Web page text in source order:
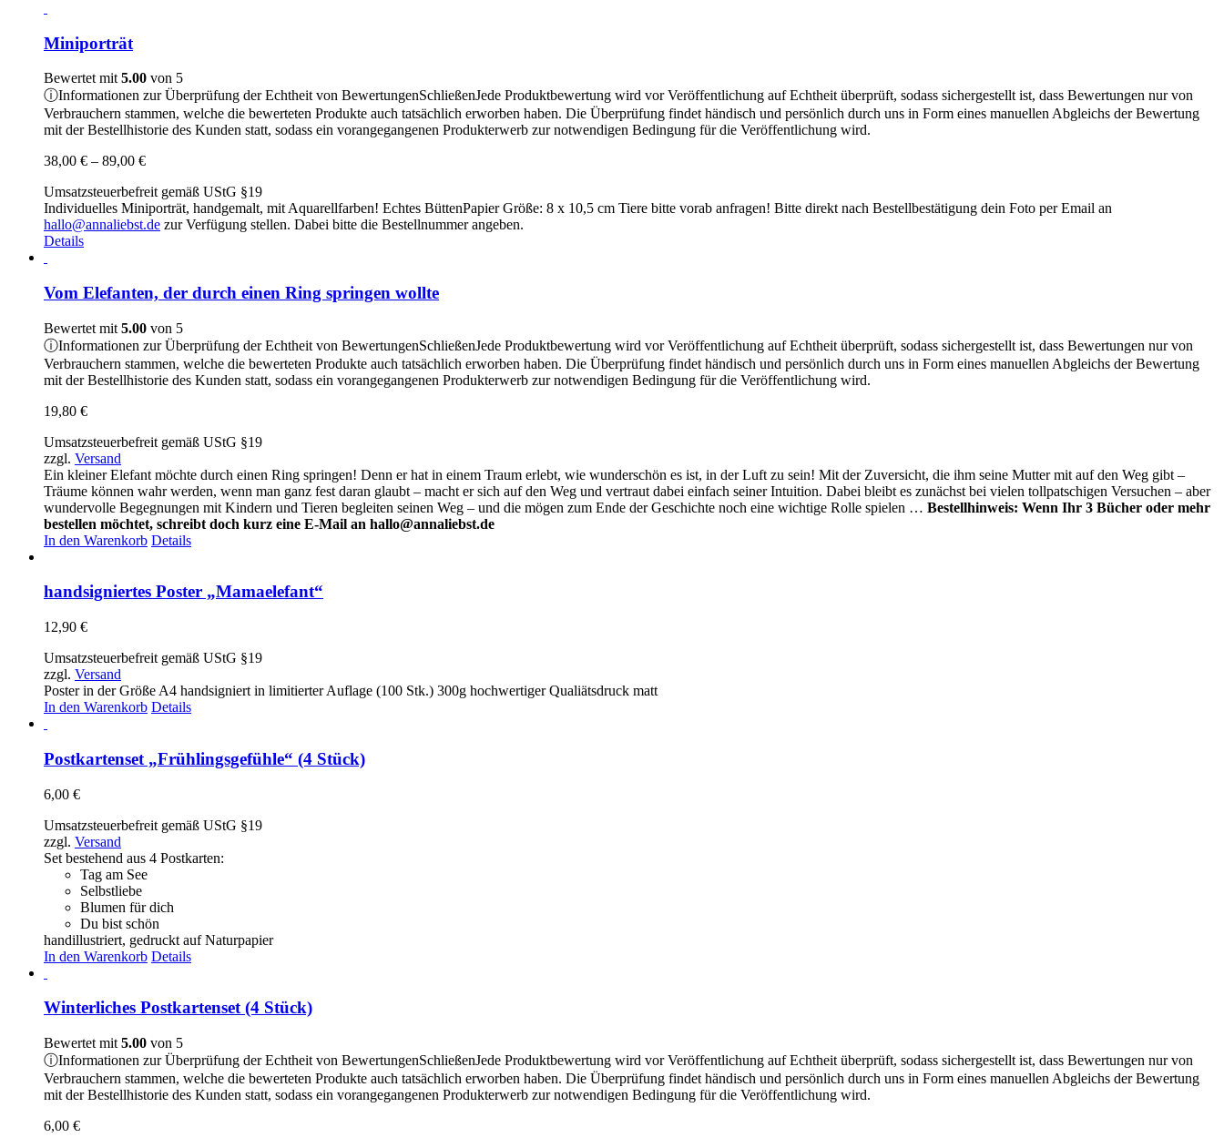
Die
Optionen
können
auf
der
werden
Miniporträt
Bewertet mit 5.00 von 5
ⓘInformationen zur Überprüfung der Echtheit von BewertungenSchließenJede Produktbewertung wird vor Veröffentlichung auf Echtheit überprüft, sodass sichergestellt ist, dass Bewertungen nur von
Verbrauchern stammen, welche die bewerteten Produkte auch tatsächlich erworben haben. Die Überprüfung findet händisch und persönlich durch uns in Form eines manuellen Abgleichs der Bewertung
mit der Bestellhistorie des Kunden statt, sodass ein vorangegangenen Produkterwerb zur notwendigen Bedingung für die Veröffentlichung wird.
38,00 € – 89,00 €Preisspanne:
bis
89,00 €
Umsatzsteuerbefreit gemäß UStG §19
Individuelles Miniporträt, handgemalt, mit Aquarellfarben! Echtes BüttenPapier Größe: 8 x 10,5 cm Tiere bitte vorab anfragen! Bitte direkt nach Bestellbestätigung dein Foto per Email an
hallo@annaliebst.de zur Verfügung stellen. Dabei bitte die Bestellnummer angeben.
Details
Vom Elefanten, der durch einen Ring springen wollte
Bewertet mit 5.00 von 5
ⓘInformationen zur Überprüfung der Echtheit von BewertungenSchließenJede Produktbewertung wird vor Veröffentlichung auf Echtheit überprüft, sodass sichergestellt ist, dass Bewertungen nur von
Verbrauchern stammen, welche die bewerteten Produkte auch tatsächlich erworben haben. Die Überprüfung findet händisch und persönlich durch uns in Form eines manuellen Abgleichs der Bewertung
mit der Bestellhistorie des Kunden statt, sodass ein vorangegangenen Produkterwerb zur notwendigen Bedingung für die Veröffentlichung wird.
19,80 €
Umsatzsteuerbefreit gemäß UStG §19
zzgl. Versand
Ein kleiner Elefant möchte durch einen Ring springen! Denn er hat in einem Traum erlebt, wie wunderschön es ist, in der Luft zu sein! Mit der Zuversicht, die ihm seine Mutter mit auf den Weg gibt –
Träume können wahr werden, wenn man ganz fest daran glaubt – macht er sich auf den Weg und vertraut dabei einfach seiner Intuition. Dabei bleibt es zunächst bei vielen tollpatschigen Versuchen – aber
wundervolle Begegnungen mit Kindern und Tieren begleiten seinen Weg – und die mögen zum Ende der Geschichte noch eine wichtige Rolle spielen … Bestellhinweis: Wenn Ihr 3 Bücher oder mehr
bestellen möchtet, schreibt doch kurz eine E-Mail an hallo@annaliebst.de
In den Warenkorb Details
handsigniertes Poster „Mamaelefant“
12,90 €
Umsatzsteuerbefreit gemäß UStG §19
zzgl. Versand
Poster in der Größe A4 handsigniert in limitierter Auflage (100 Stk.) 300g hochwertiger Qualiätsdruck matt
In den Warenkorb Details
Postkartenset „Frühlingsgefühle“ (4 Stück)
6,00 €
Umsatzsteuerbefreit gemäß UStG §19
zzgl. Versand
Set bestehend aus 4 Postkarten:
Tag am See
Selbstliebe
Blumen für dich
Du bist schön
handillustriert, gedruckt auf Naturpapier
In den Warenkorb Details
Winterliches Postkartenset (4 Stück)
Bewertet mit 5.00 von 5
ⓘInformationen zur Überprüfung der Echtheit von BewertungenSchließenJede Produktbewertung wird vor Veröffentlichung auf Echtheit überprüft, sodass sichergestellt ist, dass Bewertungen nur von
Verbrauchern stammen, welche die bewerteten Produkte auch tatsächlich erworben haben. Die Überprüfung findet händisch und persönlich durch uns in Form eines manuellen Abgleichs der Bewertung
mit der Bestellhistorie des Kunden statt, sodass ein vorangegangenen Produkterwerb zur notwendigen Bedingung für die Veröffentlichung wird.
6,00 €